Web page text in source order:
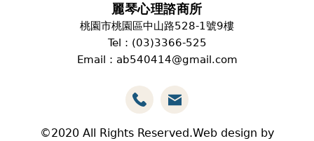
麗琴心理諮商所
桃園市桃園區中山路528-1號9樓
Tel : (03)3366-525
Email : ab540414@gmail.com
©2020 All Rights Reserved.Web design by